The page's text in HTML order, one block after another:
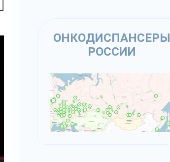
ОНКОДИСПАНСЕРЫ
РОССИИ